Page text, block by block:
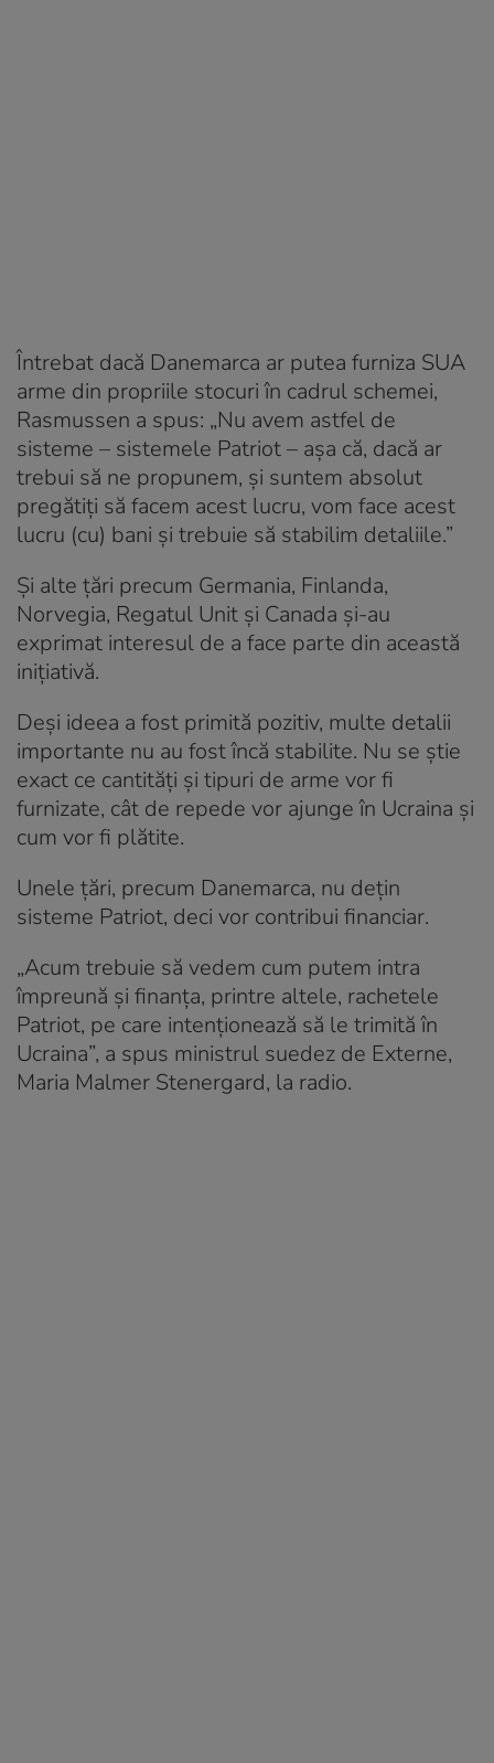
Întrebat dacă Danemarca ar putea furniza SUA
arme din propriile stocuri în cadrul schemei,
Rasmussen a spus: „Nu avem astfel de
sisteme – sistemele Patriot – așa că, dacă ar
trebui să ne propunem, și suntem absolut
pregătiți să facem acest lucru, vom face acest
lucru (cu) bani și trebuie să stabilim detaliile.”
Și alte țări precum Germania, Finlanda,
Norvegia, Regatul Unit și Canada și-au
exprimat interesul de a face parte din această
inițiativă.
Deși ideea a fost primită pozitiv, multe detalii
importante nu au fost încă stabilite. Nu se știe
exact ce cantități și tipuri de arme vor fi
furnizate, cât de repede vor ajunge în Ucraina și
cum vor fi plătite.
Unele țări, precum Danemarca, nu dețin
sisteme Patriot, deci vor contribui financiar.
„Acum trebuie să vedem cum putem intra
împreună și finanța, printre altele, rachetele
Patriot, pe care intenționează să le trimită în
Ucraina”, a spus ministrul suedez de Externe,
Maria Malmer Stenergard, la radio.